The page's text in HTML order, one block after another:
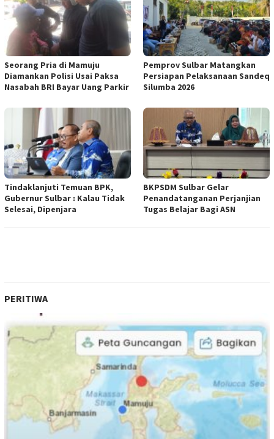
Seorang Pria di Mamuju
Diamankan Polisi Usai Paksa
Nasabah BRI Bayar Uang Parkir
Pemprov Sulbar Matangkan
Persiapan Pelaksanaan Sandeq
Silumba 2026
Tindaklanjuti Temuan BPK,
Gubernur Sulbar : Kalau Tidak
Selesai, Dipenjara
BKPSDM Sulbar Gelar
Penandatanganan Perjanjian
Tugas Belajar Bagi ASN
PERITIWA